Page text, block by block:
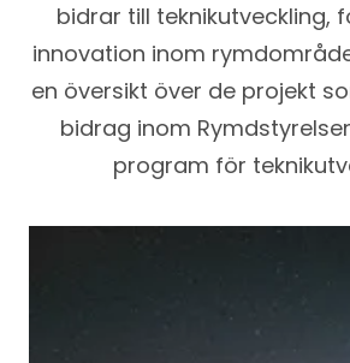
bidrar till teknikutveckling,
innovation inom
en översikt över de projekt
bidrag inom
program för